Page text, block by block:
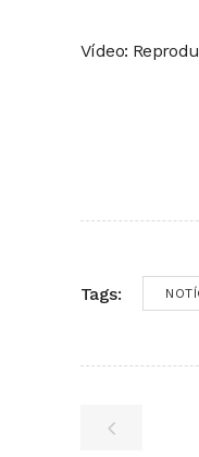
Vídeo:
Tags: